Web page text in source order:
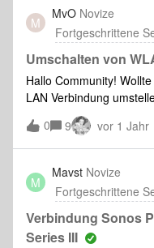
Hilfestellung. Wie
Informationen benötige
Informationen? (Ich
M
MvO Novize
Fortgeschrittene
Umschalten von
Hallo Community!
LAN Verbindung
dazu, dass der
und sich nur durch die
Werkseinstellungen
mehreren
gemacht. Mit dem
meinen Switch
Danke für Eure
0 9 vor 1 Jahr
M
Mavst Novize
Fortgeschrittene
Verbindung Sonos
Series III